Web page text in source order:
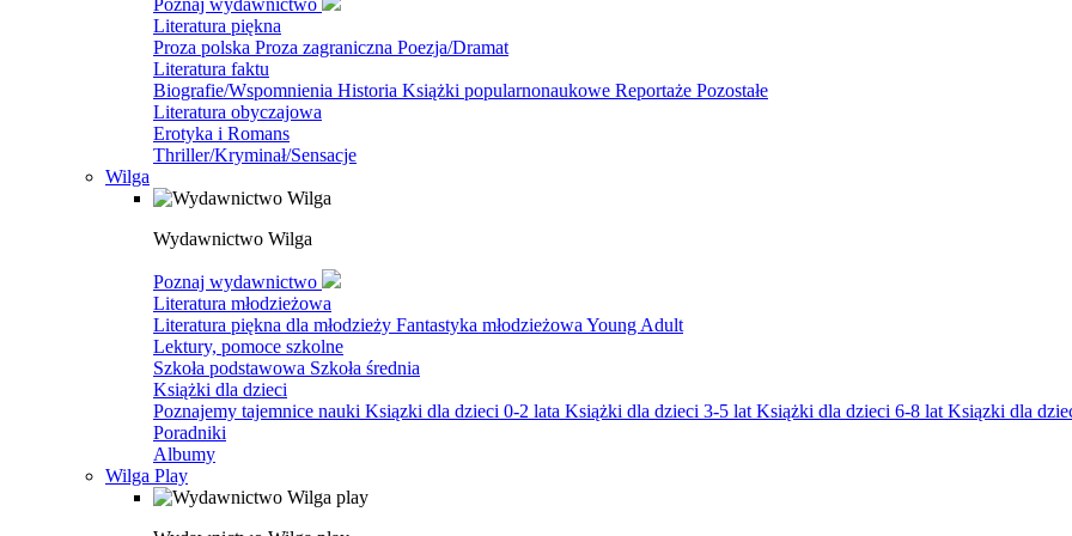
Poznaj wydawnictwo
Literatura piękna
Proza polska Proza zagraniczna Poezja/Dramat
Literatura faktu
Biografie/Wspomnienia Historia Książki popularnonaukowe Reportaże Pozostałe
Literatura obyczajowa
Erotyka i Romans
Thriller/Kryminał/Sensacje
Wilga
Wydawnictwo Wilga
Poznaj wydawnictwo
Literatura młodzieżowa
Literatura piękna dla młodzieży Fantastyka młodzieżowa Young Adult
Lektury, pomoce szkolne
Szkoła podstawowa Szkoła średnia
Książki dla dzieci
Poznajemy tajemnice nauki Ksiązki dla dzieci 0-2 lata Książki dla dzieci 3-5 lat Książki dla dzieci 6-8 lat Ksiązki dla
Poradniki
Albumy
Wilga Play